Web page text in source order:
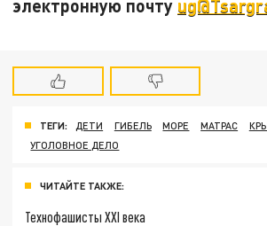
электронную почту
ТЕГИ: ДЕТИ ГИБЕЛЬ МОРЕ МАТРАС
УГОЛОВНОЕ ДЕЛО
ЧИТАЙТЕ ТАКЖЕ:
Технофашисты XXI века